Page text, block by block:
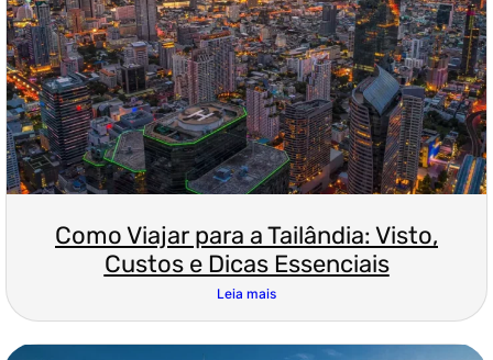
Como Viajar para a Tailândia: Visto,
Custos e Dicas Essenciais
Leia mais